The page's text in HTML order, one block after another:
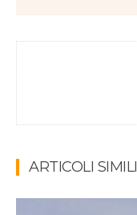
ARTICOLI SIMILI